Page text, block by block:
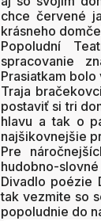
chce červené
krásneho
Popoludní
spracovanie
Prasiatkam
Traja
postaviť si tri
hlavu a tak o
najšikovnejšie
Pre
hudobno-
Divadlo poézie
tak vezmite so
popoludnie do